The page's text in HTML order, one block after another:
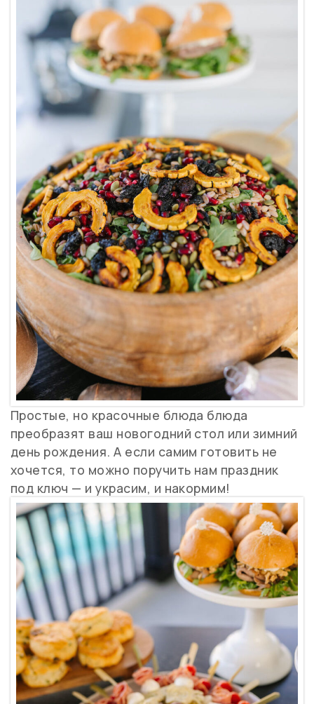
Простые, но красочные блюда блюда
преобразят ваш новогодний стол или зимний
день рождения. А если самим готовить не
хочется, то можно поручить нам праздник
под ключ — и украсим, и накормим!